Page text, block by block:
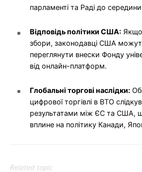
парламенті та Раді до
Відповідь політики США:
збори, законодавці США
переглянути внески Фонду
від онлайн-платформ.
Глобальні торгові наслідки:
цифрової торгівлі в ВТО
результатами між ЄС та США,
вплине на політику Канади,
Related topic